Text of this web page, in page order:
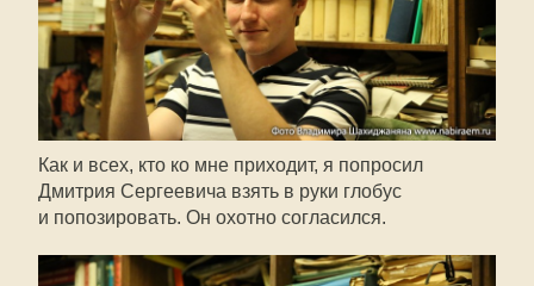
Как и всех, кто ко мне приходит, я попросил
Дмитрия Сергеевича взять в руки глобус
и попозировать. Он охотно согласился.